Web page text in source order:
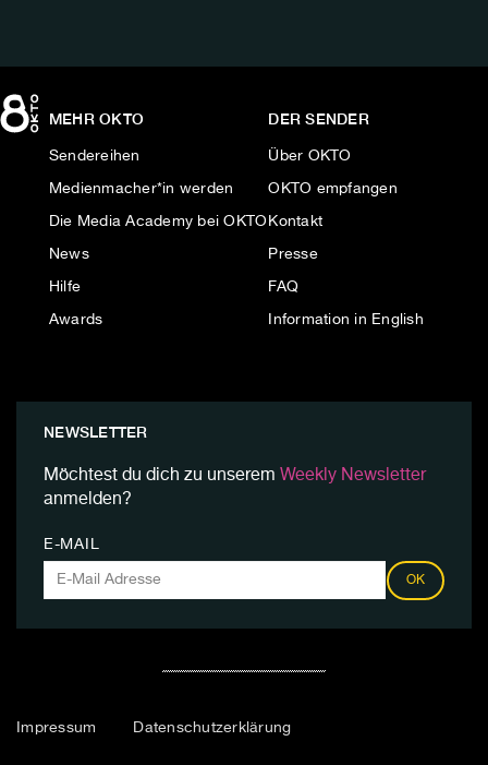
MEHR OKTO
Sendereihen
Medienmacher*in werden
Die Media Academy bei OKTO
News
Hilfe
Awards
DER SENDER
Über OKTO
OKTO empfangen
Kontakt
Presse
FAQ
Information in English
NEWSLETTER
Möchtest du dich zu unserem Weekly Newsletter
anmelden?
E-MAIL
OK
Impressum Datenschutzerklärung